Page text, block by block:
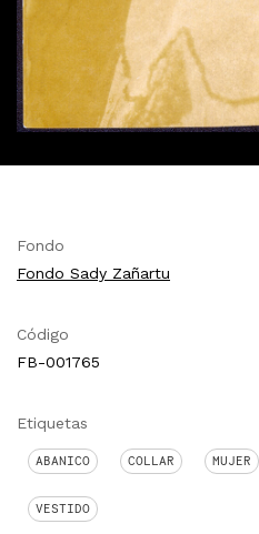
Fondo
Fondo Sady Zañartu
Código
FB-001765
Etiquetas
ABANICO COLLAR MUJER
VESTIDO